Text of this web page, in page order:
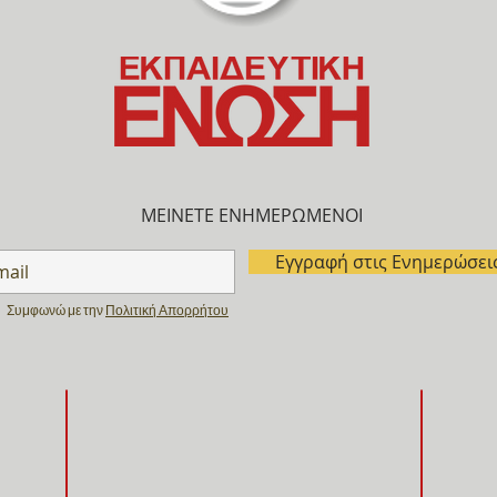
ΜΕΙΝΕΤΕ ΕΝΗΜΕΡΩΜΕΝΟΙ
Εγγραφή στις
Συμφωνώ με τηνΠολιτική Απορρήτου